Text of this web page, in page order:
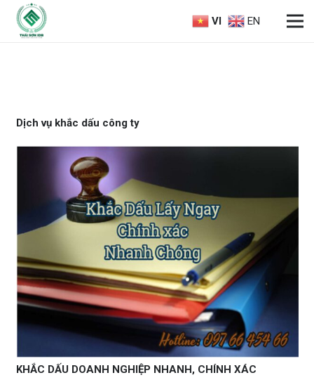
VI EN
Dịch vụ khắc dấu công ty
KHẮC DẤU DOANH NGHIỆP NHANH, CHÍNH XÁC